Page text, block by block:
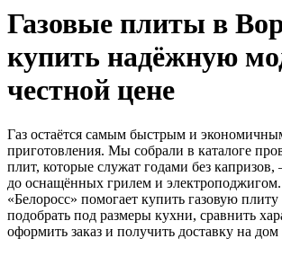
Газовые плиты в
купить надёжную
честной цене
Газ остаётся самым быстрым и
приготовления. Мы собрали в каталоге
плит, которые служат годами без
до оснащённых грилем и
«Белоросс» помогает купить газовую
подобрать под размеры кухни, сравнить
оформить заказ и получить доставку на